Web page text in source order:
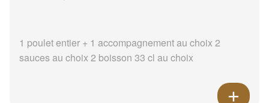
1 poulet entier + 1 accompagnement au choix 2
sauces au choix 2 boisson 33 cl au choix